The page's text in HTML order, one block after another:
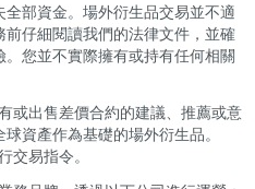
部資金。場外衍生品交易並不適
仔細閱讀我們的法律文件，並確
您並不實際擁有或持有任何相關
或出售差價合約的建議、推薦或意
資產作為基礎的場外衍生品。
交易指令。